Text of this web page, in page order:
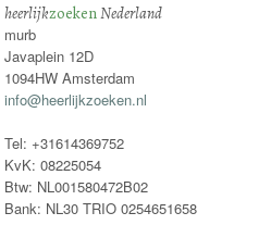
heerlijkzoekenNederland
murb
Javaplein 12D
1094HW Amsterdam
info@heerlijkzoeken.nl
Tel: +31614369752
KvK: 08225054
Btw: NL001580472B02
Bank: NL30 TRIO 0254651658